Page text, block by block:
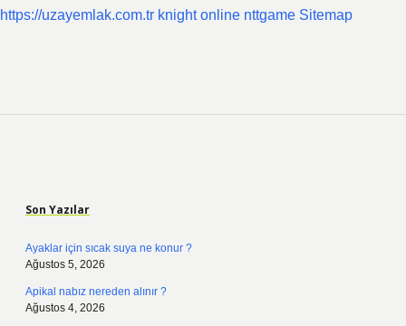
https://uzayemlak.com.tr knight online nttgame Sitemap
Son Yazılar
Ayaklar için sıcak suya ne konur ?
Ağustos 5, 2026
Apikal nabız nereden alınır ?
Ağustos 4, 2026